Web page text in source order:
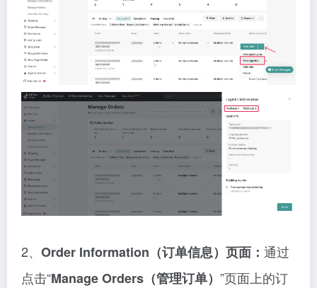
2、 Order Information（订单信息）页面： 通过
点击“Manage Orders（管理订单） ”页面上的订